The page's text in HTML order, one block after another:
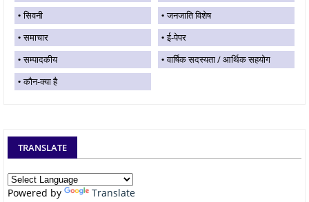
सिवनी
जनजाति विशेष
समाचार
ई-पेपर
सम्पादकीय
वार्षिक सदस्यता / आर्थिक सहयोग
कौन-क्या है
TRANSLATE
Powered by Translate